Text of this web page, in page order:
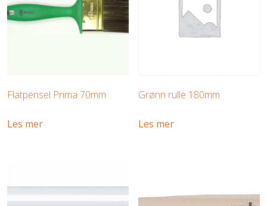
Flatpensel Prima 70mm
Les mer
Grønn rulle 180mm
Les mer